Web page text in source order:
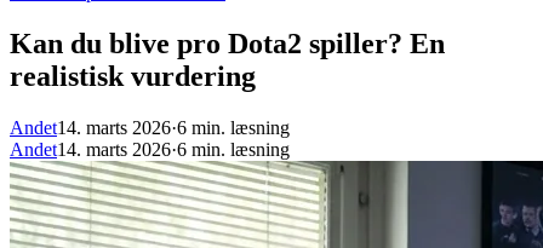
Kan du blive pro Dota2 spiller? En
realistisk vurdering
Andet14. marts 2026·6 min. læsning
Andet14. marts 2026·6 min. læsning